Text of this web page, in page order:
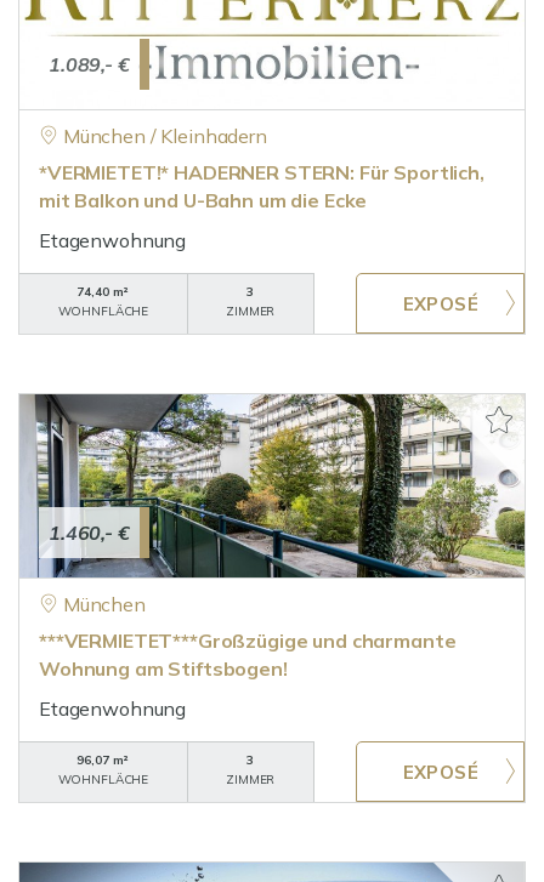
1.089,- €
München / Kleinhadern
*VERMIETET!* HADERNER STERN: Für Sportlich,
mit Balkon und U-Bahn um die Ecke
Etagenwohnung
74,40 m²
WOHNFLÄCHE
3
ZIMMER
1.460,- €
München
***VERMIETET***Großzügige und charmante
Wohnung am Stiftsbogen!
Etagenwohnung
96,07 m²
WOHNFLÄCHE
3
ZIMMER